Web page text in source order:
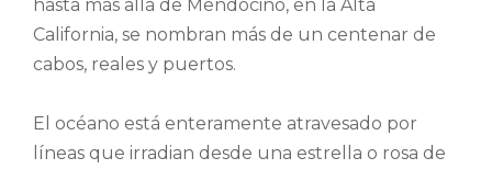
hasta más allá de Mendocino, en la Alta
California, se nombran más de un centenar de
cabos, reales y puertos.
El océano está enteramente atravesado por
líneas que irradian desde una estrella o rosa de